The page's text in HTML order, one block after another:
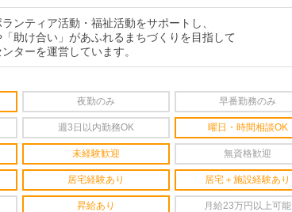
ンティア活動・福祉活動をサポートし、
助け合い」があふれるまちづくりを目指して
ターを運営しています。
夜勤のみ 早番勤務のみ
週3日以内勤務OK 曜日・時間相談OK
未経験歓迎 無資格歓迎
居宅経験あり 居宅＋施設経験あり
昇給あり 月給23万円以上可能